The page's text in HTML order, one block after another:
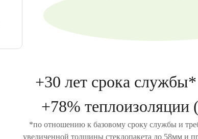
+30 лет срока
+78% теплоизоляции
*по отношению к базовому сроку службы и
увеличенной толщины стеклопакета до 58мм и